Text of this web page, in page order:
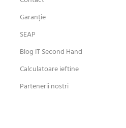
Garanție
SEAP
Blog IT Second Hand
Calculatoare ieftine
Partenerii nostri